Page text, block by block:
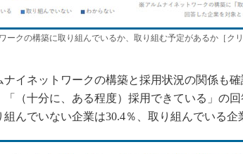
ークの構築に取り組んでいるか、取り組む予定があるか［ク
イネットワークの構築と採用状況の関係も
「（十分に、ある程度）採用できている」の
んでいない企業は30.4％、取り組んでいる企